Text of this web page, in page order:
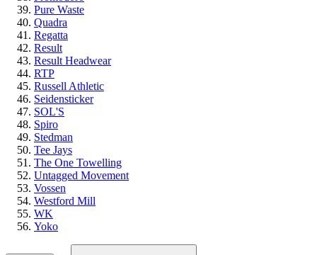
Pure Waste
Quadra
Regatta
Result
Result Headwear
RTP
Russell Athletic
Seidensticker
SOL'S
Spiro
Stedman
Tee Jays
The One Towelling
Untagged Movement
Vossen
Westford Mill
WK
Yoko